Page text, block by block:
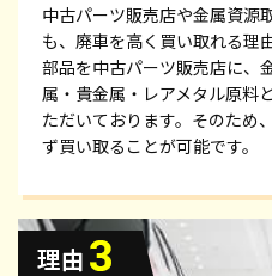
中古パーツ販売店や金属資源
も、廃車を高く買い取れる理
部品を中古パーツ販売店に、
属・貴金属・レアメタル原料
ただいております。そのため
ず買い取ることが可能です。